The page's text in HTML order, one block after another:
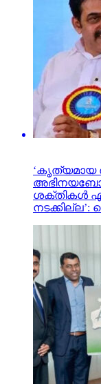
‘കൃത്യമായ
ശക്തികൾ